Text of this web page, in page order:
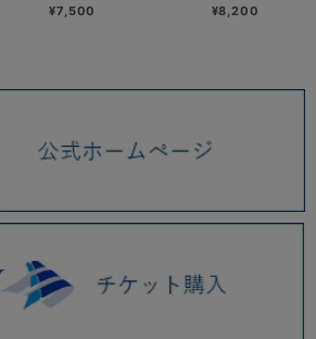
¥7,500 ¥8,200